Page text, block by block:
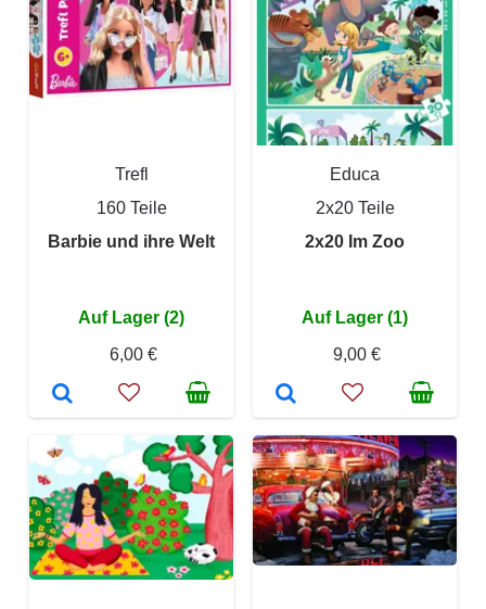
Trefl
160 Teile
Barbie und ihre Welt
Auf Lager (2)
6,00 €
Educa
2x20 Teile
2x20 Im Zoo
Auf Lager (1)
9,00 €